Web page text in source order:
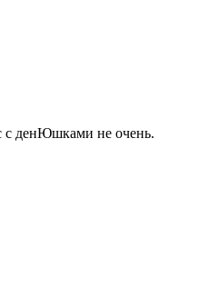
с денЮшками не очень.